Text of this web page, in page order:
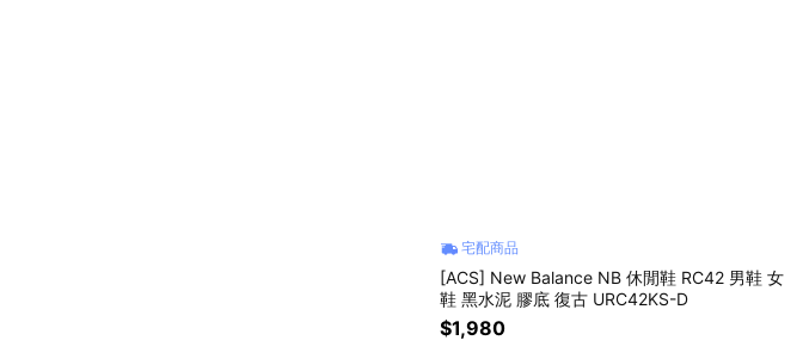
宅配商品
[ACS] New Balance NB 休閒鞋 RC42 男鞋 女
鞋 黑水泥 膠底 復古 URC42KS-D
$1,980